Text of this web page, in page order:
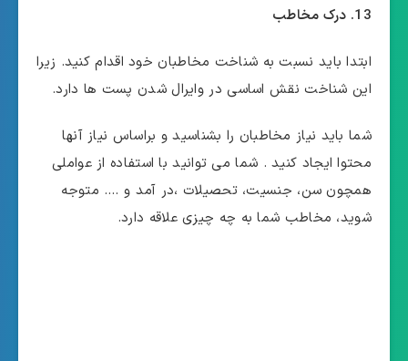
13. درک مخاطب
ابتدا باید نسبت به شناخت مخاطبان خود اقدام کنید. زیرا
این شناخت نقش اساسی در وایرال شدن پست ها دارد.
شما باید نیاز مخاطبان را بشناسید و براساس نیاز آنها
محتوا ایجاد کنید . شما می توانید با استفاده از عواملی
همچون سن، جنسیت، تحصیلات ،در آمد و …. متوجه
شوید، مخاطب شما به چه چیزی علاقه دارد.